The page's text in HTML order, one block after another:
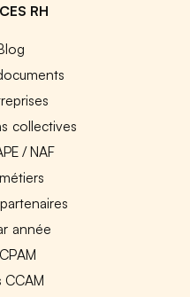
RH
collectives
/ NAF
année
CCAM